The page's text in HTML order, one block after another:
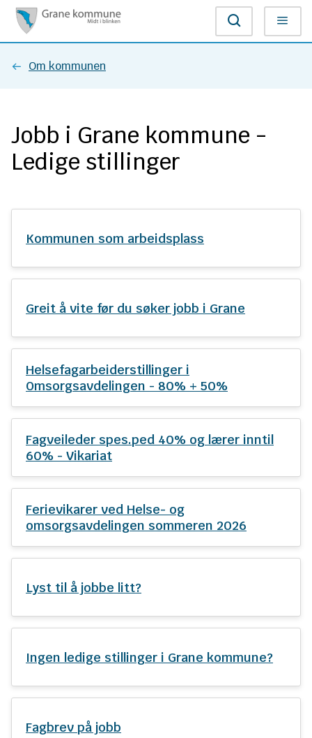
r
e
k
o
m
m
n
e
Søk Meny
Du
her:
Om kommunen
Jobb i Grane kommune -
Ledige stillinger
Kommunen som arbeidsplass
Greit å vite før du søker jobb i Grane
Helsefagarbeiderstillinger i
Omsorgsavdelingen - 80% + 50%
Fagveileder spes.ped 40% og lærer inntil
60% - Vikariat
Ferievikarer ved Helse- og
omsorgsavdelingen sommeren 2026
Lyst til å jobbe litt?
Ingen ledige stillinger i Grane kommune?
Fagbrev på jobb